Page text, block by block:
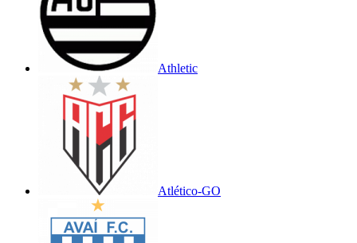
Athletic
Atlético-GO